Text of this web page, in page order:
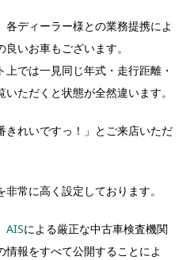
ディーラー様との業務提携によ
いお車もございます。
では一見同じ年式・走行距離・
ただくと状態が全然違います。
きれいですっ！」とご来店いただ
常に高く設定しております。
AISによる厳正な中古車検査機関
報をすべて公開することによ